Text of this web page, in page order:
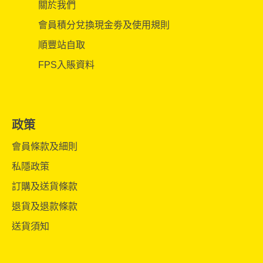
關於我們
會員積分兌換現金劵及使用規則
順豐站自取
FPS入賬資料
政策
會員條款及細則
私隱政策
訂購及送貨條款
退貨及退款條款
送貨須知